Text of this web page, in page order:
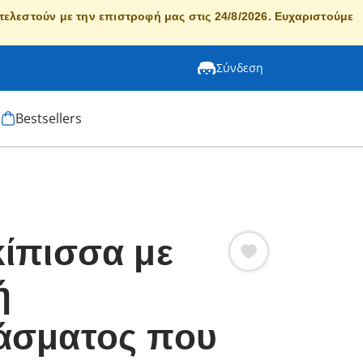
με την επιστροφή μας στις 24/8/2026. Ευχαριστούμε
Σύνδεση
Bestsellers
με
που